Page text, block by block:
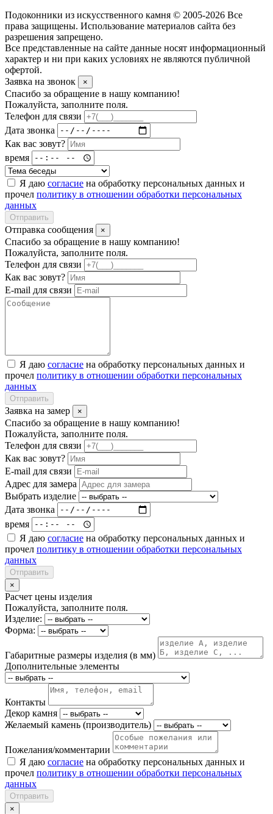
Подоконники из искусственного камня © 2005-2026 Все
права защищены. Использование материалов сайта без
разрешения запрещено.
Все представленные на сайте данные носят информационный
характер и ни при каких условиях не являются публичной
офертой.
Заявка на звонок
×
Спасибо за обращение в нашу компанию!
Пожалуйста, заполните поля.
Телефон для связи
Дата звонка
Как вас зовут?
время
Я даю согласие на обработку персональных данных и
прочел политику в отношении обработки персональных
данных
Отправить
Отправка сообщения ×
Спасибо за обращение в нашу компанию!
Пожалуйста, заполните поля.
Телефон для связи
Как вас зовут?
E-mail для связи
Я даю согласие на обработку персональных данных и
прочел политику в отношении обработки персональных
данных
Отправить
Заявка на замер ×
Спасибо за обращение в нашу компанию!
Пожалуйста, заполните поля.
Телефон для связи
Как вас зовут?
E-mail для связи
Адрес для замера
Выбрать изделие
Дата звонка
время
Я даю согласие на обработку персональных данных и
прочел политику в отношении обработки персональных
данных
Отправить
×
Расчет цены изделия
Пожалуйста, заполните поля.
Изделие:
Форма:
Габаритные размеры изделия (в мм)
Дополнительные элементы
Контакты
Декор камня
Желаемый камень (производитель)
Пожелания/комментарии
Я даю согласие на обработку персональных данных и
прочел политику в отношении обработки персональных
данных
Отправить
×